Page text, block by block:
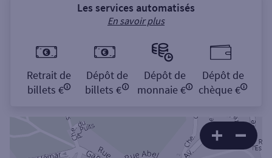
Les services automatisés
En savoir plus
Retrait de
billets €
Dépôt de
billets €
Dépôt de
monnaie €
Dépôt de
chèque €